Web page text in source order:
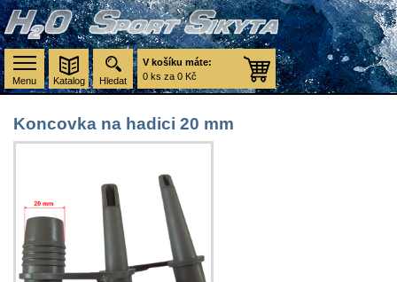
Menu
V košíku máte:
0 ks za 0 Kč
Hledat
Koncovka na hadici 20 mm
Katalog